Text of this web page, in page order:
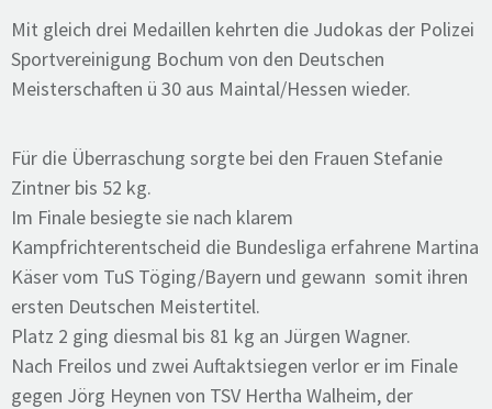
Mit gleich drei Medaillen kehrten die Judokas der Polizei
Sportvereinigung Bochum von den Deutschen
Meisterschaften ü 30 aus Maintal/Hessen wieder.
Für die Überraschung sorgte bei den Frauen Stefanie
Zintner bis 52 kg.
Im Finale besiegte sie nach klarem
Kampfrichterentscheid die Bundesliga erfahrene Martina
Käser vom TuS Töging/Bayern und gewann somit ihren
ersten Deutschen Meistertitel.
Platz 2 ging diesmal bis 81 kg an Jürgen Wagner.
Nach Freilos und zwei Auftaktsiegen verlor er im Finale
gegen Jörg Heynen von TSV Hertha Walheim, der